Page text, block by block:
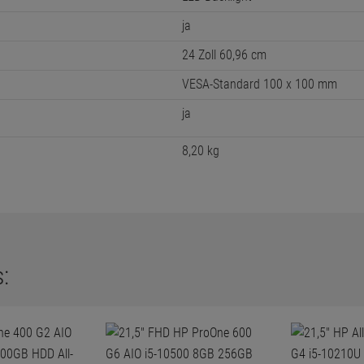
ja
24 Zoll 60,96 cm
VESA-Standard 100 x 100 mm
ja
8,20 kg